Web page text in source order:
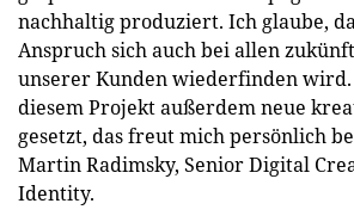
nachhaltig produziert. Ich glaube,
Anspruch sich auch bei allen
unserer Kunden wiederfinden
diesem Projekt außerdem neue
gesetzt, das freut mich persönlich
Martin Radimsky, Senior Digital
Identity.